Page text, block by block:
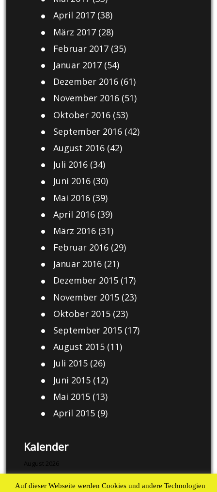
April 2017(38)
März 2017(28)
Februar 2017(35)
Januar 2017(54)
Dezember 2016(61)
November 2016(51)
Oktober 2016(53)
September 2016(42)
August 2016(42)
Juli 2016(34)
Juni 2016(30)
Mai 2016(39)
April 2016(39)
März 2016(31)
Februar 2016(29)
Januar 2016(21)
Dezember 2015(17)
November 2015(23)
Oktober 2015(23)
September 2015(17)
August 2015(11)
Juli 2015(26)
Juni 2015(12)
Mai 2015(13)
April 2015(9)
Kalender
August 2026
M D M D F S S
Auf dieser Webseite werden Cookies und andere Technologien